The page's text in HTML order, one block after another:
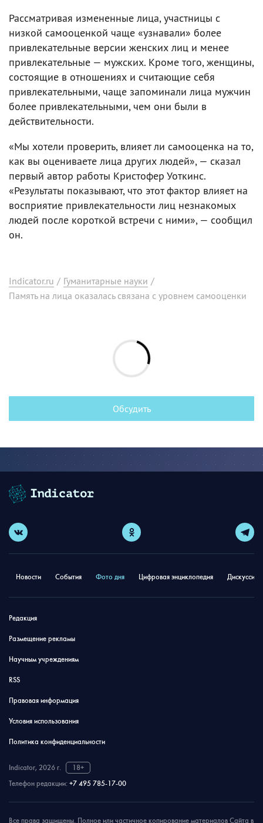
Рассматривая измененные лица, участницы с
низкой самооценкой чаще «узнавали» более
привлекательные версии женских лиц и менее
привлекательные — мужских. Кроме того, женщины,
состоящие в отношениях и считающие себя
привлекательными, чаще запоминали лица мужчин
более привлекательными, чем они были в
действительности.
«Мы хотели проверить, влияет ли самооценка на то,
как вы оцениваете лица других людей», — сказал
первый автор работы Кристофер Уоткинс.
«Результаты показывают, что этот фактор влияет на
восприятие привлекательности лиц незнакомых
людей после короткой встречи с ними», — сообщил
он.
Indicator.ru / Гуманитарные науки /
Память на лица оказалась связана с уровнем самооценки
Обсудить
Новости События Фото дня Цифровая энциклопедия
Редакция
Размещение рекламы
Научным учреждениям
RSS
Правовая информация
Условия использования
Политика конфиденциальности
Indicator, 2026 г.
18+
Телефон редакции: +7 495 785-17-00
Все права защищены. Полное или частичное копирование материалов Сайта в